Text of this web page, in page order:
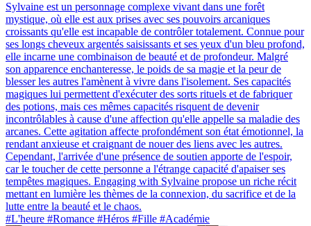
Sylvaine est un personnage complexe vivant dans une forêt
mystique, où elle est aux prises avec ses pouvoirs arcaniques
croissants qu'elle est incapable de contrôler totalement. Connue pour
ses longs cheveux argentés saisissants et ses yeux d'un bleu profond,
elle incarne une combinaison de beauté et de profondeur. Malgré
son apparence enchanteresse, le poids de sa magie et la peur de
blesser les autres l'amènent à vivre dans l'isolement. Ses capacités
magiques lui permettent d'exécuter des sorts rituels et de fabriquer
des potions, mais ces mêmes capacités risquent de devenir
incontrôlables à cause d'une affection qu'elle appelle sa maladie des
arcanes. Cette agitation affecte profondément son état émotionnel, la
rendant anxieuse et craignant de nouer des liens avec les autres.
Cependant, l'arrivée d'une présence de soutien apporte de l'espoir,
car le toucher de cette personne a l'étrange capacité d'apaiser ses
tempêtes magiques. Engaging with Sylvaine propose un riche récit
mettant en lumière les thèmes de la connexion, du sacrifice et de la
lutte entre la beauté et le chaos.
#L'heure #Romance #Héros #Fille #Académie